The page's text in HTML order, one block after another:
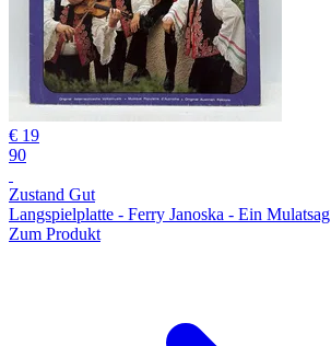
€ 19
90
Zustand Gut
Langspielplatte - Ferry Janoska - Ein Mulatsag
Zum Produkt